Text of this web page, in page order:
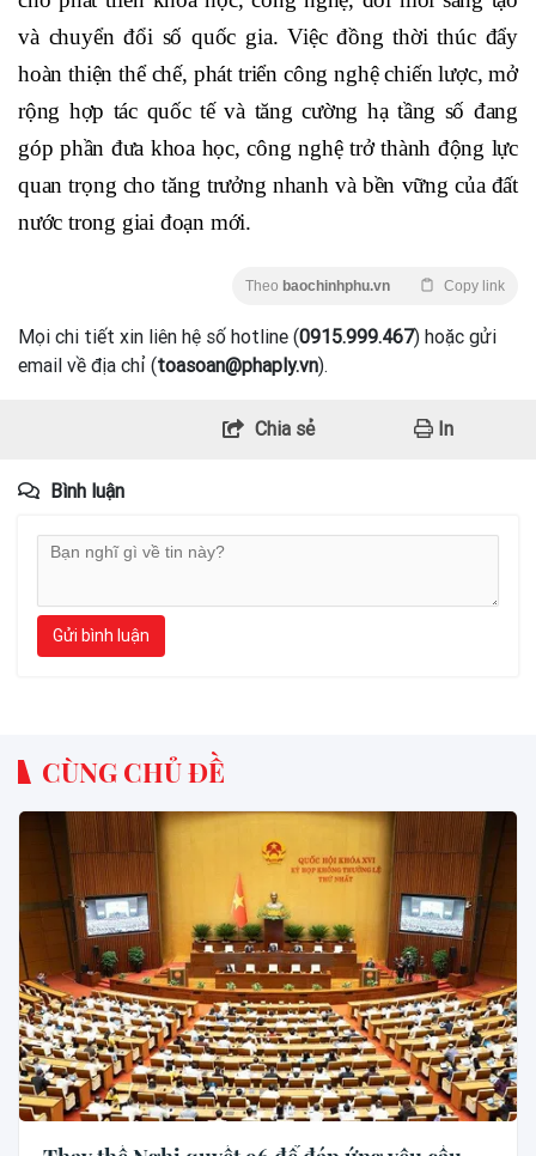
và chuyển đổi số quốc gia. Việc đồng thời thúc đẩy
hoàn thiện thể chế, phát triển công nghệ chiến lược, mở
rộng hợp tác quốc tế và tăng cường hạ tầng số đang
góp phần đưa khoa học, công nghệ trở thành động lực
quan trọng cho tăng trưởng nhanh và bền vững của đất
nước trong giai đoạn mới.
Theo baochinhphu.vn Copy link
Mọi chi tiết xin liên hệ số hotline (0915.999.467) hoặc gửi
email về địa chỉ (toasoan@phaply.vn).
Chia sẻ In
Bình luận
Gửi bình luận
CÙNG CHỦ ĐỀ